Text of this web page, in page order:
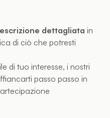
dettagliata in
di ciò che potresti
di tuo interesse, i nostri
passo passo in